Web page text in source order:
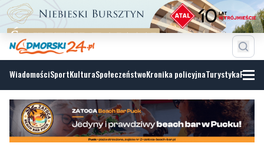
WiadomościSportKulturaSpołeczeństwoKronika policyjnaTurystyka